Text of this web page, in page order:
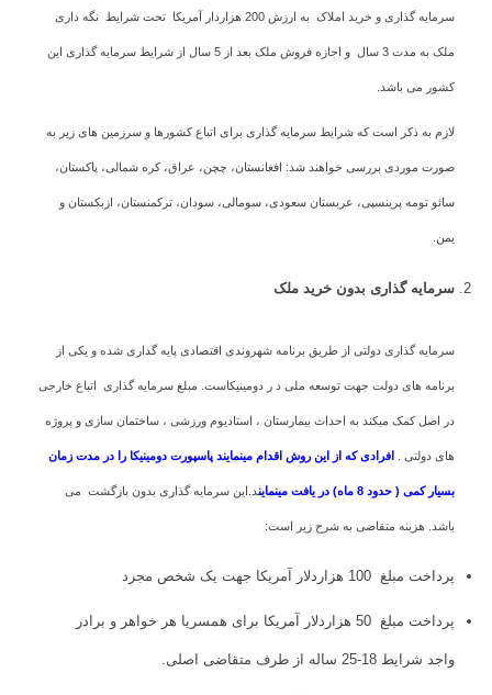
سرمایه گذاری و خرید املاک به ارزش 200 هزاردار آمریکا تحت شرایط نگه داری
ملک به مدت 3 سال و اجازه فروش ملک بعد از 5 سال از شرایط سرمایه گذاری این
کشور می باشد.
لازم به ذکر است که شرایط سرمایه گذاری برای اتباع کشورها و سرزمین های زیر به
صورت موردی بررسی خواهند شد: افغانستان، چچن، عراق، کره شمالی، پاکستان،
سائو تومه پرینسپی، عربستان سعودی، سومالی، سودان، ترکمنستان، ازبکستان و
یمن.
سرمایه گذاری بدون خرید ملک
سرمایه گذاری دولتی از طریق برنامه شهروندی اقتصادی پایه گذاری شده و یکی از
برنامه های دولت جهت توسعه ملی د ر دومینیکاست. مبلغ سرمایه گذاری اتباع خارجی
در اصل کمک میکند به احداث بیمارستان ، استادیوم ورزشی ، ساختمان سازی و پروژه
های دولتی . افرادی که از این روش اقدام مینمایند پاسپورت دومینیکا را در مدت زمان
بسیار کمی ( حدود 8 ماه) در یافت مینماین د.این سرمایه گذاری بدون بازگشت می
باشد. هزینه متقاضی به شرح زیر است:
پرداخت مبلغ 100 هزاردلار آمریکا جهت یک شخص مجرد
پرداخت مبلغ 50 هزاردلار آمریکا برای همسریا هر خواهر و برادر
واجد شرایط 18-25 ساله از طرف متقاضی اصلی.